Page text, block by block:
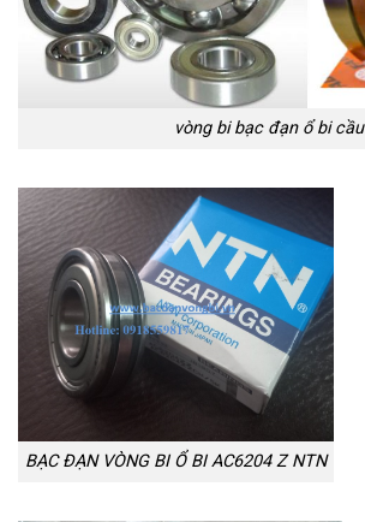
vòng bi bạc đạn ổ bi cầu
BẠC ĐẠN VÒNG BI Ổ BI AC6204 Z NTN